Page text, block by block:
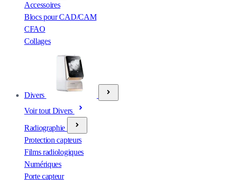
Accessoires
Blocs pour CAD/CAM
CFAO
Collages
Divers
Voir tout Divers
Radiographie
Protection capteurs
Films radiologiques
Numériques
Porte capteur